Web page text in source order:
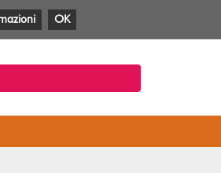
YouTube
Anobii
SBTMlol
OK